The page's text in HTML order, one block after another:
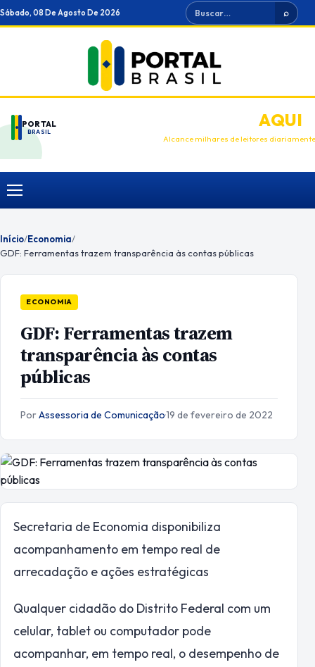
Ir
para
Sábado, 08 De Agosto De 2026 Buscar ⌕
PORTAL
BRASIL
ANUNCIEAQUI
Alcance milhares de leitores diariamente
Menu
Início/Economia/
GDF: Ferramentas trazem transparência às contas públicas
ECONOMIA
GDF: Ferramentas trazem
transparência às contas
públicas
PorAssessoria de Comunicação·19 de fevereiro de 2022
Secretaria de Economia disponibiliza
acompanhamento em tempo real de
arrecadação e ações estratégicas
Qualquer cidadão do Distrito Federal com um
celular, tablet ou computador pode
acompanhar, em tempo real, o desempenho de